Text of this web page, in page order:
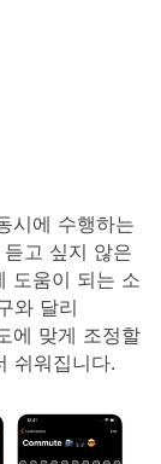
시에 수행하는
고 싶지 않은
도움이 되는 소
와 달리
에 맞게 조정할
쉬워집니다.